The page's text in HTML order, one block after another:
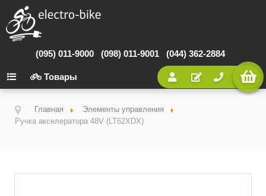
(095) 011-9000 (098) 011-9001 (044) 362-2884
Товары
Главная
Элементы управления
Ручка акселератора 48V (LT62XDX)